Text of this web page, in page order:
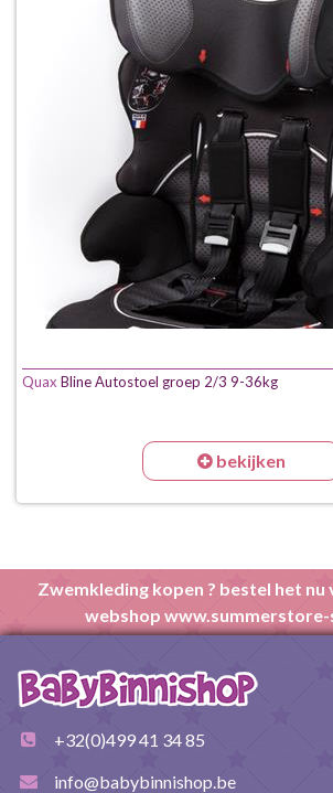
Quax Bline Autostoel groep 2/3 9-36kg
bekijken
Zwemkleding kopen ? bestel het nu
webshop www.summerstore-
+32(0)499 41 34 85
info@babybinnishop.be